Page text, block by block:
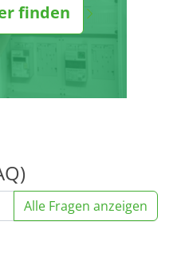
finden
Alle Fragen anzeigen